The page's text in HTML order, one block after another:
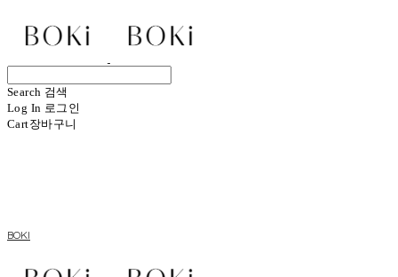
Search 검색
Log In 로그인
Cart장바구니
BOKI